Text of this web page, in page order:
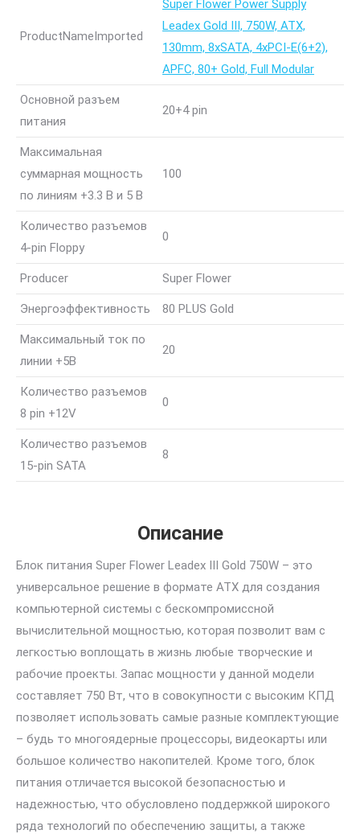
ProductNameImported
Super Flower Power Supply
Leadex Gold III, 750W, ATX,
130mm, 8xSATA, 4xPCI-E(6+2),
APFC, 80+ Gold, Full Modular
Основной разъем
питания
20+4 pin
Максимальная
суммарная мощность
по линиям +3.3 В и 5 В
100
Количество разъемов
4-pin Floppy
0
Producer Super Flower
Энергоэффективность 80 PLUS Gold
Максимальный ток по
линии +5В
20
Количество разъемов
8 pin +12V
0
Количество разъемов
15-pin SATA
8
Описание
Блок питания Super Flower Leadex III Gold 750W – это
универсальное решение в формате ATX для создания
компьютерной системы с бескомпромиссной
вычислительной мощностью, которая позволит вам с
легкостью воплощать в жизнь любые творческие и
рабочие проекты. Запас мощности у данной модели
составляет 750 Вт, что в совокупности с высоким КПД
позволяет использовать самые разные комплектующие
– будь то многоядерные процессоры, видеокарты или
большое количество накопителей. Кроме того, блок
питания отличается высокой безопасностью и
надежностью, что обусловлено поддержкой широкого
ряда технологий по обеспечению защиты, а также